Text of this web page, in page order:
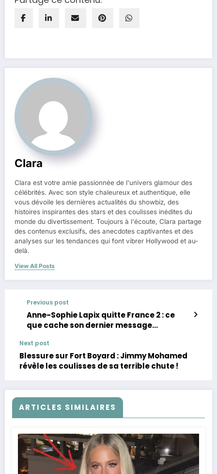
Clara
Clara est votre amie passionnée de l'univers glamour des
célébrités. Avec son style chaleureux et authentique, elle
vous dévoile les dernières actualités du showbiz, des
histoires inspirantes des stars et des coulisses inédites du
monde du divertissement. Toujours à l'écoute, Clara partage
des contenus exclusifs, des anecdotes captivantes et des
analyses sur les tendances qui font vibrer Hollywood et au-
delà.
View All Posts
Previous post
Anne-Sophie Lapix quitte France 2 : ce
que cache son dernier message
Next post
Blessure sur Fort Boyard : Jimmy Mohamed
révèle les coulisses de sa terrible chute !
ARTICLES SIMILAIRES